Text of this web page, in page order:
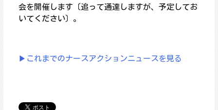
会を開催します〔追って通達しますが、予定してお
いてください〕。
▶これまでのナースアクションニュースを見る